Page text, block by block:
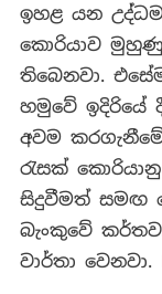
ඉහළ යන
කොරියාව
තිබෙනවා.
හමුවේ ඉදිරියේ
අවම
රැසක්
සිදුවීමත් සමඟ
බැංකුවේ
වාර්තා වෙනවා.